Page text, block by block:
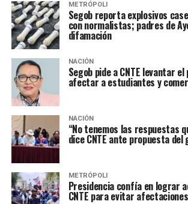
METRÓPOLI
Segob reporta explosivos
con normalistas; padres de
difamación
NACIÓN
Segob pide a CNTE levantar
afectar a estudiantes y
NACIÓN
“No tenemos las respuestas
dice CNTE ante propuesta del
METRÓPOLI
Presidencia confía en lograr
CNTE para evitar